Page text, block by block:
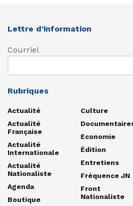
Lettre d’information
Courriel
Rubriques
Actualité
Actualité
Française
Actualité
Internationale
Actualité
Nationaliste
Agenda
Boutique
Culture
Economie
Édition
Entretiens
Fréquence JN
Front
Nationaliste